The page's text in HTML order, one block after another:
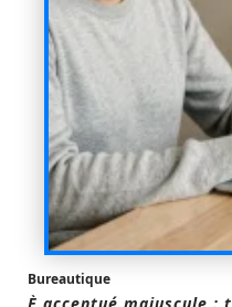
Bureautique
È accentué majuscule :